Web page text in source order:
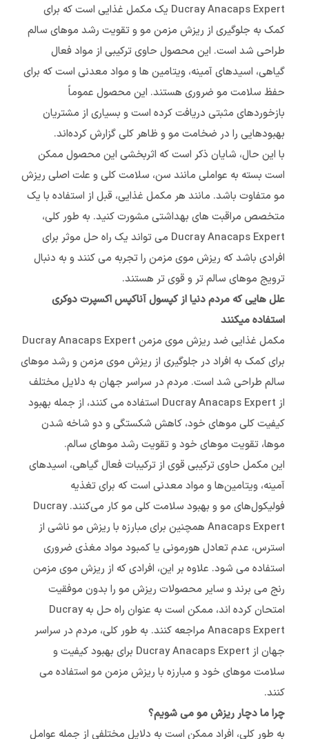
Ducray Anacaps Expert یک مکمل غذایی است که برای
کمک به جلوگیری از ریزش مزمن مو و تقویت رشد موهای سالم
طراحی شد است. این محصول حاوی ترکیبی از مواد فعال
گیاهی، اسیدهای آمینه، ویتامین ها و مواد معدنی است که برای
حفظ سلامت مو ضروری هستند. این محصول عموماً
بازخوردهای مثبتی دریافت کرده است و بسیاری از مشتریان
بهبودهایی را در ضخامت مو و ظاهر کلی گزارش کرده‌اند.
با این حال، شایان ذکر است که اثربخشی این محصول ممکن
است بسته به عواملی مانند سن، سلامت کلی و علت اصلی ریزش
مو متفاوت باشد. مانند هر مکمل غذایی، قبل از استفاده با یک
متخصص مراقبت های بهداشتی مشورت کنید. به طور کلی،
Ducray Anacaps Expert می تواند یک راه حل موثر برای
افرادی باشد که ریزش موی مزمن را تجربه می کنند و به دنبال
ترویج موهای سالم تر و قوی تر هستند.
علل هایی که مردم دنیا از کپسول آناکپس اکسپرت دوکری
استفاده میکنند
مکمل غذایی ضد ریزش موی مزمن Ducray Anacaps Expert
برای کمک به افراد در جلوگیری از ریزش موی مزمن و رشد موهای
سالم طراحی شد است. مردم در سراسر جهان به دلایل مختلف
از Ducray Anacaps Expert استفاده می کنند، از جمله بهبود
کیفیت کلی موهای خود، کاهش شکستگی و دو شاخه شدن
موها، تقویت موهای خود و تقویت رشد موهای سالم.
این مکمل حاوی ترکیبی قوی از ترکیبات فعال گیاهی، اسیدهای
آمینه، ویتامین‌ها و مواد معدنی است که برای تغذیه
فولیکول‌های مو و بهبود سلامت کلی مو کار می‌کنند. Ducray
Anacaps Expert همچنین برای مبارزه با ریزش مو ناشی از
استرس، عدم تعادل هورمونی یا کمبود مواد مغذی ضروری
استفاده می شود. علاوه بر این، افرادی که از ریزش موی مزمن
رنج می برند و سایر محصولات ریزش مو را بدون موفقیت
امتحان کرده اند، ممکن است به عنوان راه حل به Ducray
Anacaps Expert مراجعه کنند. به طور کلی، مردم در سراسر
جهان از Ducray Anacaps Expert برای بهبود کیفیت و
سلامت موهای خود و مبارزه با ریزش مزمن مو استفاده می
کنند.
چرا ما دچار ریزش مو می شویم؟
به طور کلی، افراد ممکن است به دلایل مختلفی از جمله عوامل